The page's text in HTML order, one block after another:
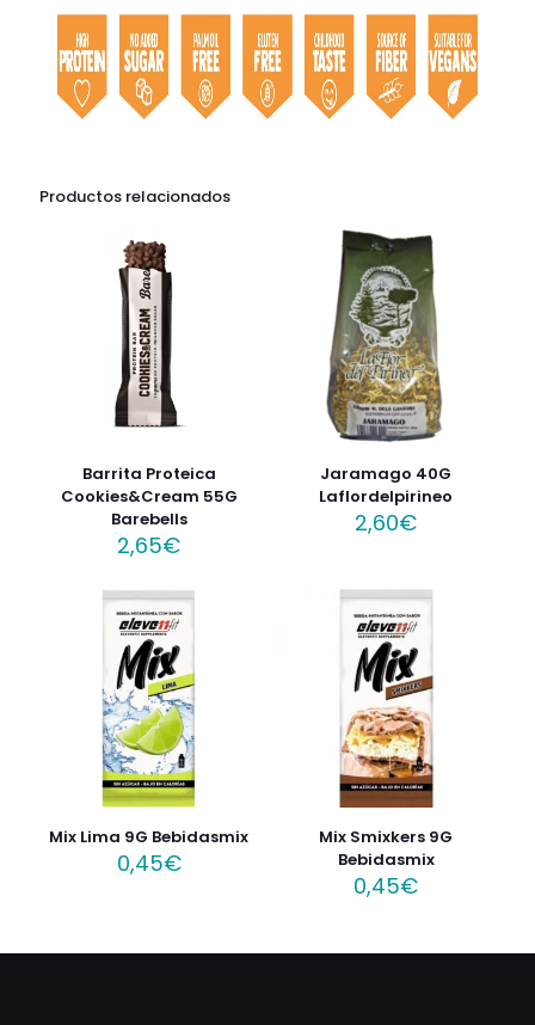
Productos relacionados
Barrita Proteica
Cookies&Cream 55G
Barebells
2,65€
Jaramago 40G
Laflordelpirineo
2,60€
Mix Lima 9G Bebidasmix
0,45€
Mix Smixkers 9G
Bebidasmix
0,45€